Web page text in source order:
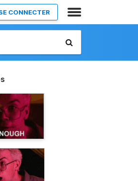
CONNECTER